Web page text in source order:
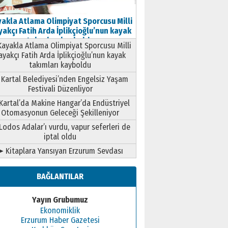
Atlama Olimpiyat Sporcusu Milli
Fatih Arda İplikçioğlu’nun kayak
takımları kayboldu
Atlama Olimpiyat Sporcusu Milli
Fatih Arda İplikçioğlu’nun kayak
takımları kayboldu
Belediyesi’nden Engelsiz Yaşam
Festivali Düzenliyor
Makine Hangar’da Endüstriyel
Otomasyonun Geleceği Şekilleniyor
Adalar’ı vurdu, vapur seferleri de
iptal oldu
Kitaplara Yansıyan Erzurum Sevdası
BAĞLANTILAR
Yayın Grubumuz
Ekonomiklik
Erzurum Haber Gazetesi